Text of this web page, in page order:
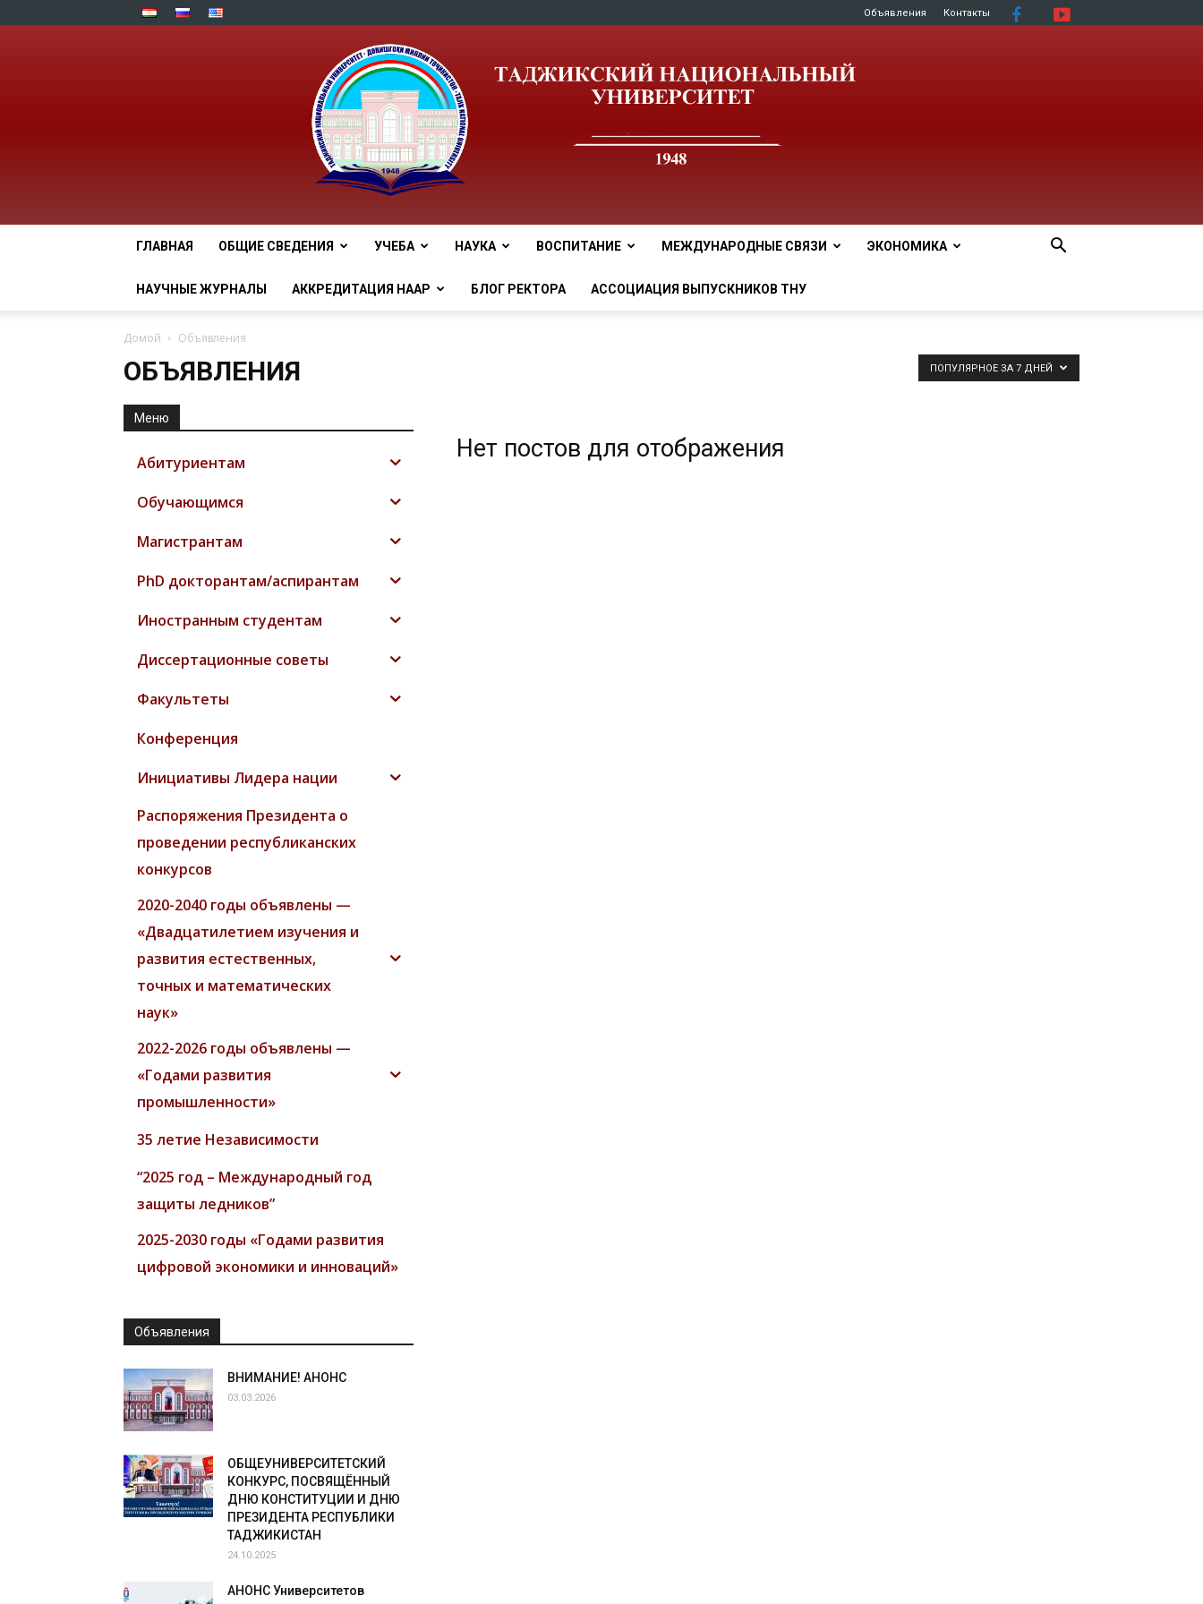
Объявления Контакты
tnu
ГЛАВНАЯ ОБЩИЕ СВЕДЕНИЯ УЧЕБА НАУКА ВОСПИТАНИЕ МЕЖДУНАРОДНЫЕ СВЯЗИ ЭКОНОМИКА
НАУЧНЫЕ ЖУРНАЛЫ АККРЕДИТАЦИЯ НААР БЛОГ РЕКТОРА АССОЦИАЦИЯ ВЫПУСКНИКОВ ТНУ
Домой Объявления
ОБЪЯВЛЕНИЯ ПОПУЛЯРНОЕ ЗА 7 ДНЕЙ
Нет постов для отображения
Меню
Абитуриентам
Обучающимся
Магистрантам
PhD докторантам/аспирантам
Иностранным студентам
Диссертационные советы
Факультеты
Конференция
Инициативы Лидера нации
Распоряжения Президента о
проведении республиканских
конкурсов
2020-2040 годы объявлены —
«Двадцатилетием изучения и
развития естественных,
точных и математических
наук»
2022-2026 годы объявлены —
«Годами развития
промышленности»
35 летие Независимости
“2025 год – Международный год
защиты ледников”
2025-2030 годы «Годами развития
цифровой экономики и инноваций»
Объявления
ВНИМАНИЕ! АНОНС
03.03.2026
ОБЩЕУНИВЕРСИТЕТСКИЙ
КОНКУРС, ПОСВЯЩЁННЫЙ
ДНЮ КОНСТИТУЦИИ И ДНЮ
ПРЕЗИДЕНТА РЕСПУБЛИКИ
ТАДЖИКИСТАН
24.10.2025
АНОНС Университетов